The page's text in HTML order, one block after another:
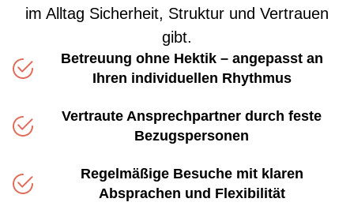
im Alltag Sicherheit, Struktur und Vertrauen
gibt.
Betreuung ohne Hektik – angepasst an
Ihren individuellen Rhythmus
Vertraute Ansprechpartner durch feste
Bezugspersonen
Regelmäßige Besuche mit klaren
Absprachen und Flexibilität